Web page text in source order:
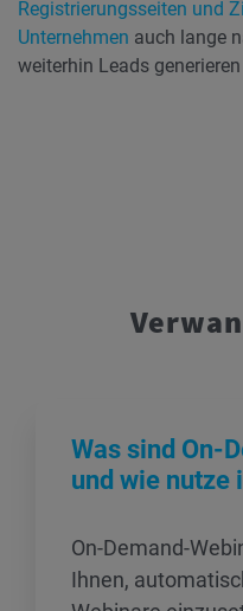
Registrierungsseiten und
Unternehmen auch lange
weiterhin Leads
Was sind On-
und wie nutze
On-Demand-
Ihnen,